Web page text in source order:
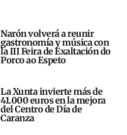
Narón volverá a reunir
gastronomía y música con
la III Feira de Exaltación do
Porco ao Espeto
La Xunta invierte más de
41.000 euros en la mejora
del Centro de Día de
Caranza